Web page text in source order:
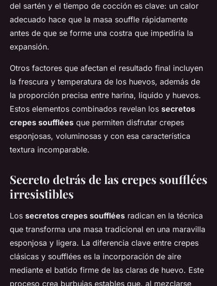
del sartén y el tiempo de cocción es clave: un calor
adecuado hace que la masa souffle rápidamente
antes de que se forme una costra que impediría la
expansión.
Otros factores que afectan el resultado final incluyen
la frescura y temperatura de los huevos, además de
la proporción precisa entre harina, líquido y huevos.
Estos elementos combinados revelan los secretos
crepes soufflées que permiten disfrutar crepes
esponjosas, voluminosas y con esa característica
textura incomparable.
Secreto detrás de las crepes soufflées
irresistibles
Los secretos crepes soufflées radican en la técnica
que transforma una masa tradicional en una maravilla
esponjosa y ligera. La diferencia clave entre crepes
clásicas y soufflées es la incorporación de aire
mediante el batido firme de las claras de huevo. Este
proceso crea burbujas estables que, al mezclarse